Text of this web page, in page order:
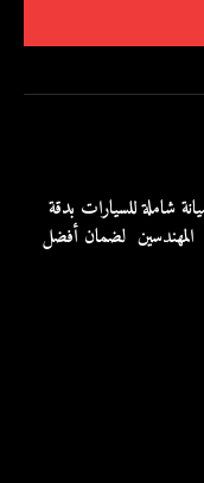
شاملة للسيارات بدقة
المهندسين لضمان أفضل